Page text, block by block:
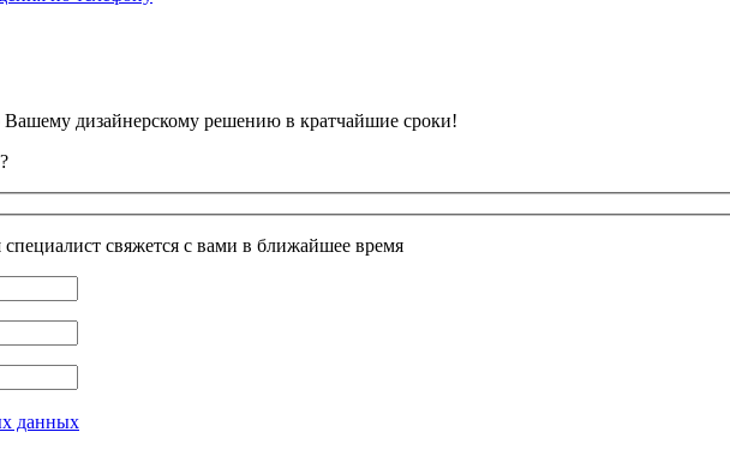
дизайнерскому решению в кратчайшие сроки!
свяжется с вами в ближайшее время
данных